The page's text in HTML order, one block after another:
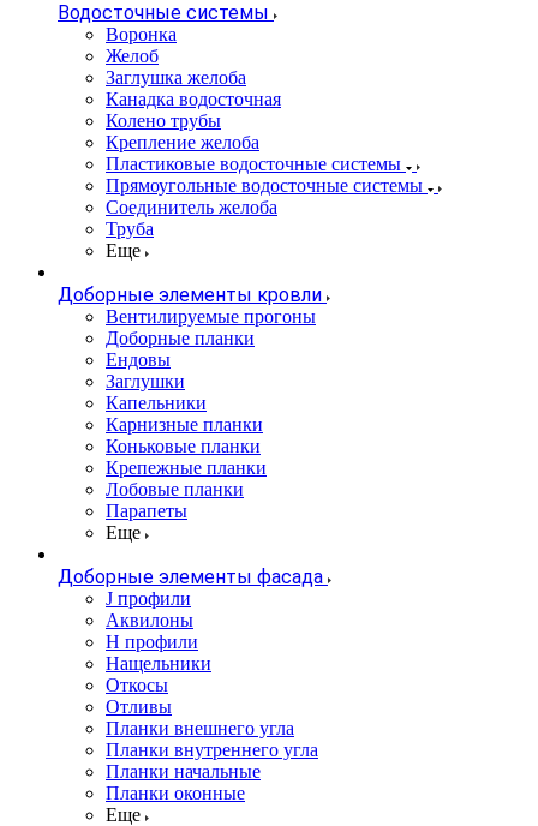
Водосточные системы
Воронка
Желоб
Заглушка желоба
Канадка водосточная
Колено трубы
Крепление желоба
Пластиковые водосточные системы
Прямоугольные водосточные системы
Соединитель желоба
Труба
Еще
Доборные элементы кровли
Вентилируемые прогоны
Доборные планки
Ендовы
Заглушки
Капельники
Карнизные планки
Коньковые планки
Крепежные планки
Лобовые планки
Парапеты
Еще
Доборные элементы фасада
J профили
Аквилоны
Н профили
Нащельники
Откосы
Отливы
Планки внешнего угла
Планки внутреннего угла
Планки начальные
Планки оконные
Еще